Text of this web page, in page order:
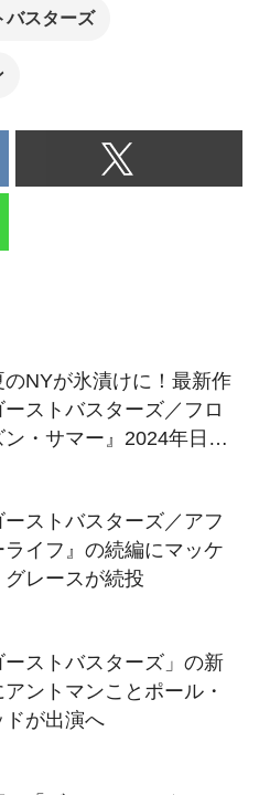
バスターズ
のNYが氷漬けに！最新作
ーストバスターズ／フロ
ン・サマー』2024年日本
ーストバスターズ／アフ
ライフ』の続編にマッケ
グレースが続投
ーストバスターズ」の新
アントマンことポール・
ドが出演へ